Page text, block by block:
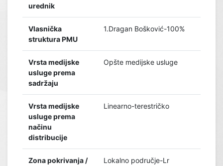
urednik
Vlasnička
struktura PMU
1.Dragan Bošković-100%
Vrsta medijske
usluge prema
sadržaju
Opšte medijske usluge
Vrsta medijske
usluge prema
načinu
distribucije
Linearno-terestričko
Zona pokrivanja /
Lokalno područje-Lr